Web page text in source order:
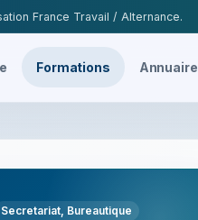
France Travail / Alternance.
Formations Annuaire
Secretariat, Bureautique